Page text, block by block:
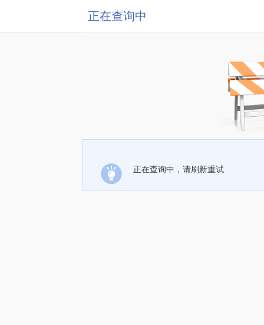
正在查询中
正在查询中，请刷新重试